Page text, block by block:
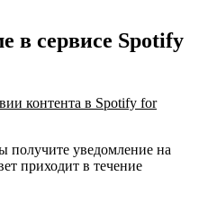
в сервисе Spotify
контента в Spotify for
получите уведомление на
приходит в течение